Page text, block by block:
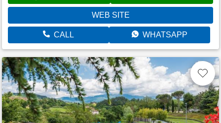
WEB SITE
CALL WHATSAPP